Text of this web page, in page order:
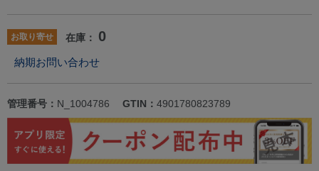
お取り寄せ 在庫： 0
納期お問い合わせ
管理番号： N_1004786 GTIN： 4901780823789